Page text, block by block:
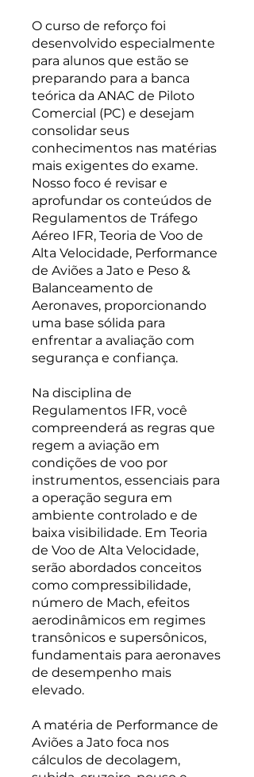
O curso de reforço foi
desenvolvido especialmente
para alunos que estão se
preparando para a banca
teórica da ANAC de Piloto
Comercial (PC) e desejam
consolidar seus
conhecimentos nas matérias
mais exigentes do exame.
Nosso foco é revisar e
aprofundar os conteúdos de
Regulamentos de Tráfego
Aéreo IFR, Teoria de Voo de
Alta Velocidade, Performance
de Aviões a Jato e Peso &
Balanceamento de
Aeronaves, proporcionando
uma base sólida para
enfrentar a avaliação com
segurança e confiança.
Na disciplina de
Regulamentos IFR, você
compreenderá as regras que
regem a aviação em
condições de voo por
instrumentos, essenciais para
a operação segura em
ambiente controlado e de
baixa visibilidade. Em Teoria
de Voo de Alta Velocidade,
serão abordados conceitos
como compressibilidade,
número de Mach, efeitos
aerodinâmicos em regimes
transônicos e supersônicos,
fundamentais para aeronaves
de desempenho mais
elevado.
A matéria de Performance de
Aviões a Jato foca nos
cálculos de decolagem,